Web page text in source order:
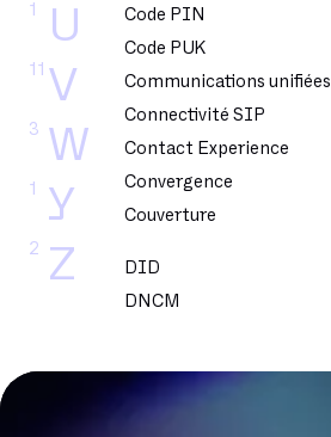
U
1
V
11
W
3
Y
1
Z
2
Code PIN
Code PUK
Communications unifiées
Connectivité SIP
Contact Experience
Convergence
Couverture
DID
DNCM
DSLAM